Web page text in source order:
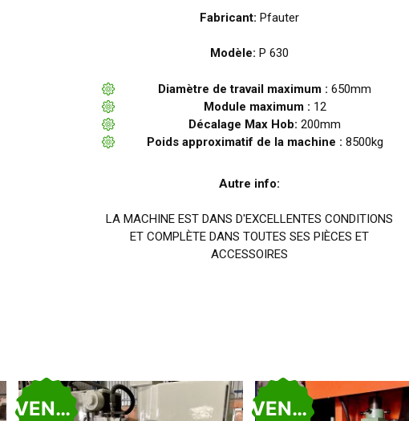
Fabricant: Pfauter
Modèle: P 630
Diamètre de travail maximum : 650mm
Module maximum : 12
Décalage Max Hob: 200mm
Poids approximatif de la machine : 8500kg
Autre info:
LA MACHINE EST DANS D'EXCELLENTES CONDITIONS
ET COMPLÈTE DANS TOUTES SES PIÈCES ET
ACCESSOIRES
VENDU VENDU